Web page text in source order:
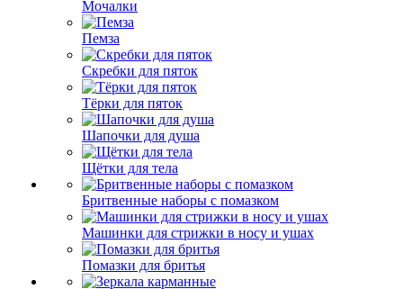
Мочалки
Пемза
Скребки для пяток
Тёрки для пяток
Шапочки для душа
Щётки для тела
Бритвенные наборы с помазком
Машинки для стрижки в носу и ушах
Помазки для бритья